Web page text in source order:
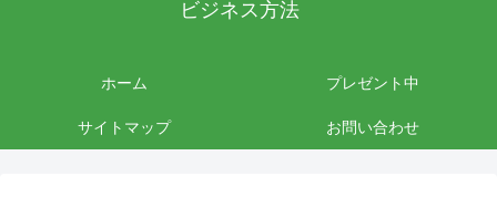
ビジネス方法
ホーム プレゼント中
サイトマップ お問い合わせ